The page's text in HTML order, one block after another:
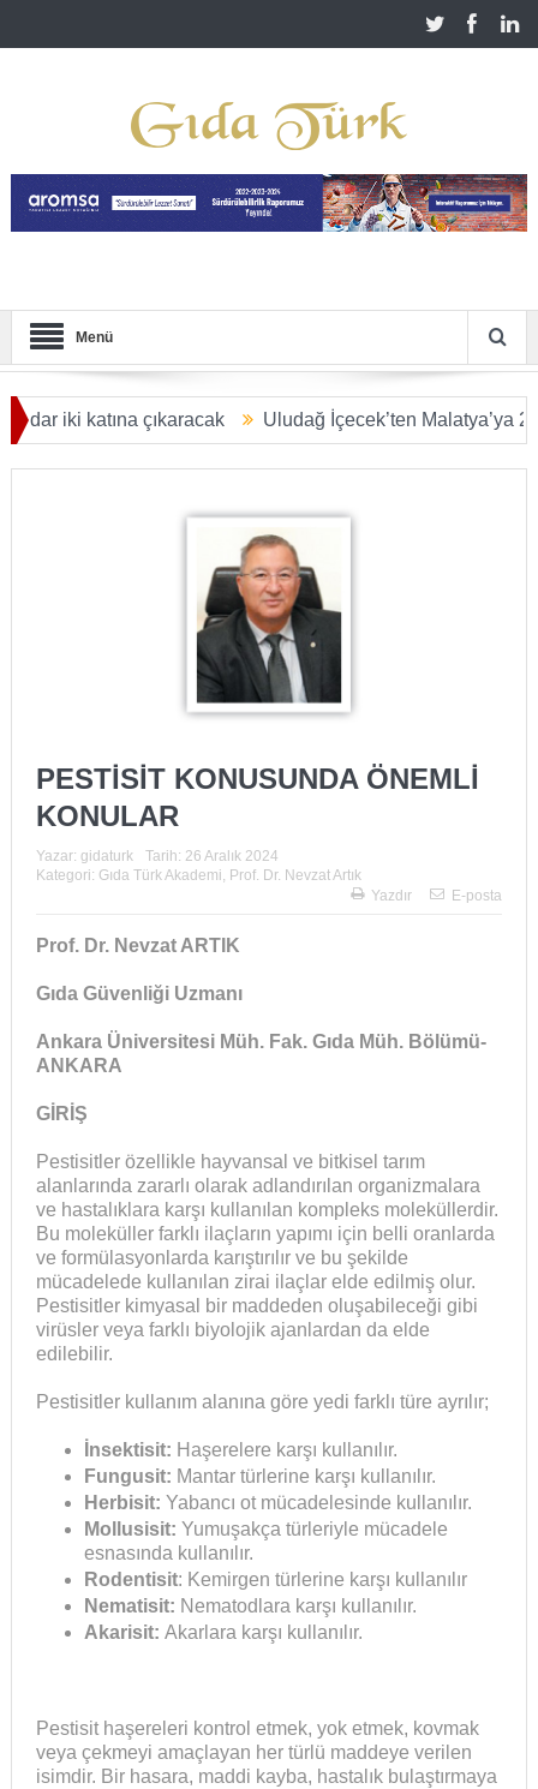
Menü
çıkaracak Uludağ İçecek’ten Malatya’ya 2,5 milyar
PESTİSİT KONUSUNDA ÖNEMLİ
KONULAR
Yazar: gidaturk Tarih: 26 Aralık 2024
Kategori: Gıda Türk Akademi, Prof. Dr. Nevzat Artık
Yazdır
E-posta
Prof. Dr. Nevzat ARTIK
Gıda Güvenliği Uzmanı
Ankara Üniversitesi Müh. Fak. Gıda Müh. Bölümü-
ANKARA
GİRİŞ
Pestisitler özellikle hayvansal ve bitkisel tarım
alanlarında zararlı olarak adlandırılan organizmalara
ve hastalıklara karşı kullanılan kompleks moleküllerdir.
Bu moleküller farklı ilaçların yapımı için belli oranlarda
ve formülasyonlarda karıştırılır ve bu şekilde
mücadelede kullanılan zirai ilaçlar elde edilmiş olur.
Pestisitler kimyasal bir maddeden oluşabileceği gibi
virüsler veya farklı biyolojik ajanlardan da elde
edilebilir.
Pestisitler kullanım alanına göre yedi farklı türe ayrılır;
İnsektisit: Haşerelere karşı kullanılır.
Fungusit: Mantar türlerine karşı kullanılır.
Herbisit: Yabancı ot mücadelesinde kullanılır.
Mollusisit: Yumuşakça türleriyle mücadele
esnasında kullanılır.
Rodentisit: Kemirgen türlerine karşı kullanılır
Nematisit: Nematodlara karşı kullanılır.
Akarisit: Akarlara karşı kullanılır.
Pestisit haşereleri kontrol etmek, yok etmek, kovmak
veya çekmeyi amaçlayan her türlü maddeye verilen
isimdir. Bir hasara, maddi kayba, hastalık bulaştırmaya